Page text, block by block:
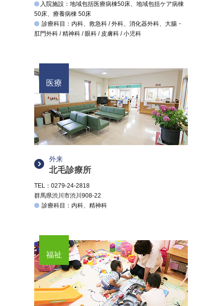
入院施設：地域包括医療病棟50床、地域包括ケア病棟
50床、療養病棟 50床
診療科目：内科、救急科 / 外科、消化器外科、大腸・
肛門外科 / 精神科 / 眼科 / 皮膚科 / 小児科
医療
外来
北毛診療所
TEL：0279-24-2818
群馬県渋川市渋川908-22
診療科目：内科、精神科
福祉